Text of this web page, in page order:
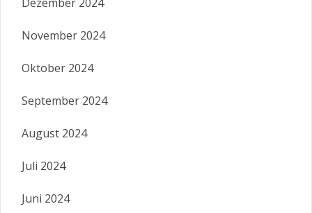
November 2024
Oktober 2024
September 2024
August 2024
Juli 2024
Juni 2024